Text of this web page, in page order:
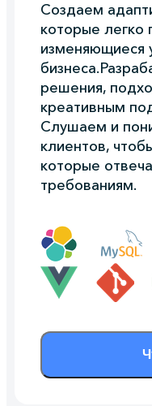
Создаем
которые легко
изменяющиеся
решения,
креативным
Слушаем и
клиентов,
которые
требованиям.